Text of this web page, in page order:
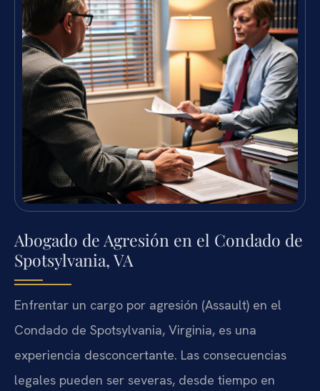
Abogado de Agresión en el Condado de
Spotsylvania, VA
Enfrentar un cargo por agresión (Assault) en el
Condado de Spotsylvania, Virginia, es una
experiencia desconcertante. Las consecuencias
legales pueden ser severas, desde tiempo en